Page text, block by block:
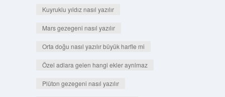
Kuyruklu yıldız nasıl yazılır
Mars gezegeni nasıl yazılır
Orta doğu nasıl yazılır büyük harfle mi
Özel adlara gelen hangi ekler ayrılmaz
Plüton gezegeni nasıl yazılır